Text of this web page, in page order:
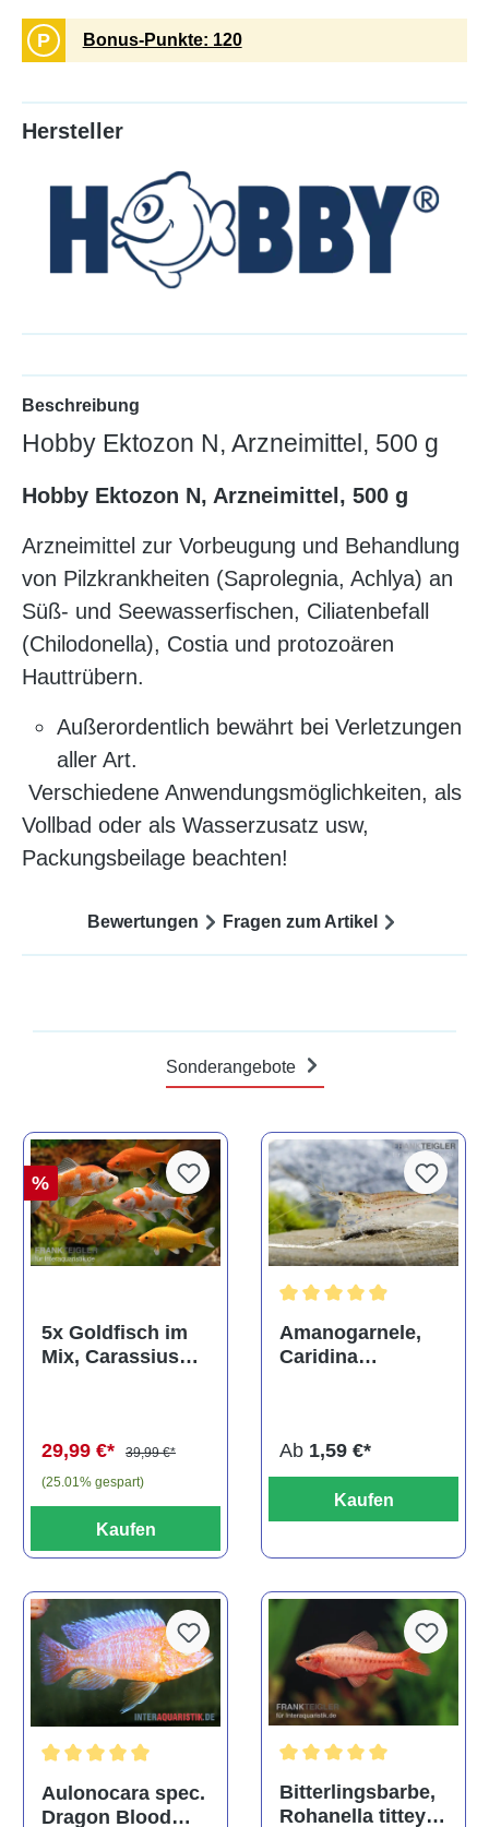
P Bonus-Punkte: 120
Hersteller
Beschreibung
Hobby Ektozon N, Arzneimittel, 500 g
Hobby Ektozon N, Arzneimittel, 500 g
Arzneimittel zur Vorbeugung und Behandlung
von Pilzkrankheiten (Saprolegnia, Achlya) an
Süß- und Seewasserfischen, Ciliatenbefall
(Chilodonella), Costia und protozoären
Hauttrübern.
Außerordentlich bewährt bei Verletzungen
aller Art.
Verschiedene Anwendungsmöglichkeiten, als
Vollbad oder als Wasserzusatz usw,
Packungsbeilage beachten!
Bewertungen Fragen zum Artikel
Sonderangebote
%
5x Goldfisch im
Mix, Carassius
29,99 €*
39,99 €*
(25.01% gespart)
Kaufen
Amanogarnele,
Caridina
Ab 1,59 €*
Kaufen
Durchschnittliche Bewertung von 5 von 5 Sternen
Aulonocara spec.
Dragon Blood
Bitterlingsbarbe,
Rohanella titteya,